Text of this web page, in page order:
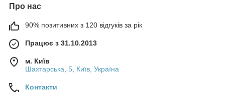
Про нас
90% позитивних з 120 відгуків за рік
Працює з 31.10.2013
м. Київ
Шахтарська, 5, Київ, Україна
Контакти